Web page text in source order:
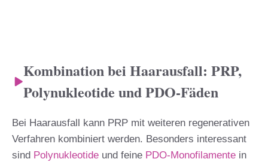
Kombination bei Haarausfall: PRP,
Polynukleotide und PDO-Fäden
Bei Haarausfall kann PRP mit weiteren regenerativen
Verfahren kombiniert werden. Besonders interessant
sind Polynukleotide und feine PDO-Monofilamente in